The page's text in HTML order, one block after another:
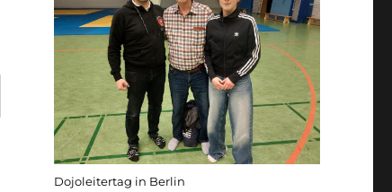
Dojoleitertag in Berlin